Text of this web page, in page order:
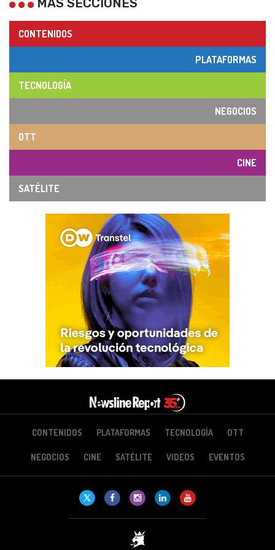
CONTENIDOS
PLATAFORMAS
TECNOLOGÍA
NEGOCIOS
OTT
CINE
SATÉLITE
CONTENIDOS PLATAFORMAS TECNOLOGÍA OTT
NEGOCIOS CINE SATÉLITE VIDEOS EVENTOS